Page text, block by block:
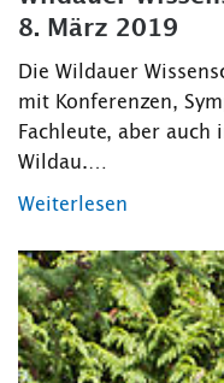
8. März 2019
Die Wildauer
mit Konferenzen,
Fachleute, aber auch
Wildau.…
Weiterlesen